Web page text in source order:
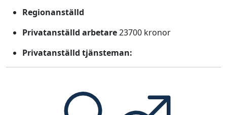
Regionanställd
Privatanställd arbetare23700 kronor
Privatanställd tjänsteman: